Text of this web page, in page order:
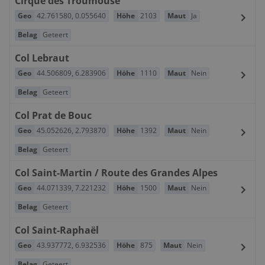
Geo 42.761580, 0.055640 Höhe 2103 Maut Ja
Belag Geteert
Col Lebraut
Geo 44.506809, 6.283906 Höhe 1110 Maut Nein
Belag Geteert
Col Prat de Bouc
Geo 45.052626, 2.793870 Höhe 1392 Maut Nein
Belag Geteert
Col Saint-Martin / Route des Grandes Alpes
Geo 44.071339, 7.221232 Höhe 1500 Maut Nein
Belag Geteert
Col Saint-Raphaël
Geo 43.937772, 6.932536 Höhe 875 Maut Nein